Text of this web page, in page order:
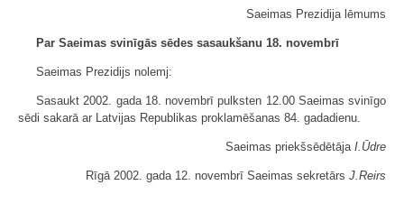
Saeimas Prezidija lēmums
Par Saeimas svinīgās sēdes sasaukšanu 18. novembrī
Saeimas Prezidijs nolemj:
Sasaukt 2002. gada 18. novembrī pulksten 12.00 Saeimas svinīgo
sēdi sakarā ar Latvijas Republikas proklamēšanas 84. gadadienu.
Saeimas priekšsēdētāja I.Ūdre
Rīgā 2002. gada 12. novembrī Saeimas sekretārs J.Reirs